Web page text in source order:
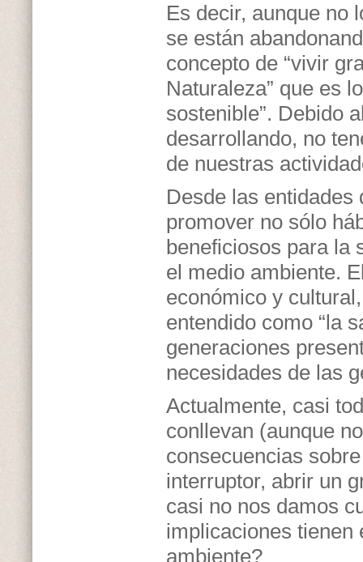
Es decir, aunque no
se están
concepto de “vivir
Naturaleza” que es
sostenible”. Debido
desarrollando, no
de nuestras
Desde las
promover no sólo
beneficiosos para la
el medio ambiente.
económico y
entendido como “la
generaciones
necesidades de las
Actualmente, casi
conllevan (aunque
consecuencias
interruptor, abrir un
casi no nos damos
implicaciones tienen
ambiente?